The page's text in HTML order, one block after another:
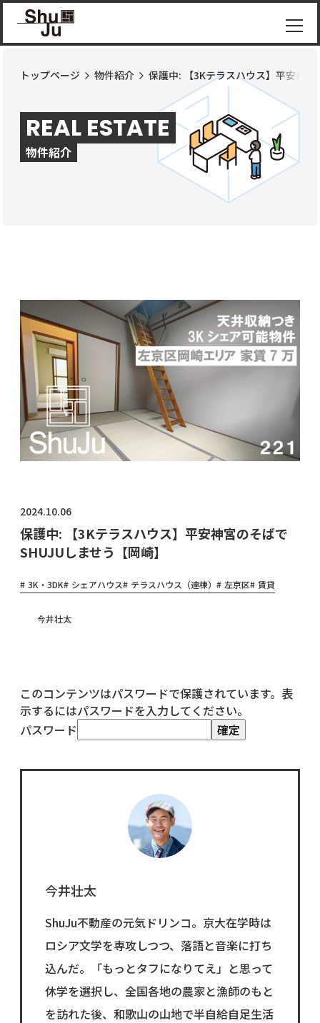
物件
ShuJu
につ
いて
物件オ
ーナ
ー・管
理会社
様へ
トップページ 物件紹介 保護中: 【3Kテラスハウス】平安神
REAL ESTATE
物件紹介
2024.10.06
保護中: 【3Kテラスハウス】平安神宮のそばで
SHUJUしませう【岡崎】
3K・3DK シェアハウス テラスハウス（連棟） 左京区 賃貸
今井壮太
このコンテンツはパスワードで保護されています。表
示するにはパスワードを入力してください。
パスワード
今井壮太
ShuJu不動産の元気ドリンコ。京大在学時は
ロシア文学を専攻しつつ、落語と音楽に打ち
込んだ。「もっとタフになりてえ」と思って
休学を選択し、全国各地の農家と漁師のもと
を訪れた後、和歌山の山地で半自給自足生活